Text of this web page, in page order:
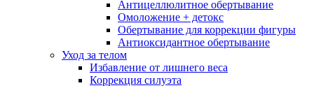
Антицеллюлитное обертывание
Омоложение + детокс
Обертывание для коррекции фигуры
Антиоксидантное обертывание
Уход за телом
Избавление от лишнего веса
Коррекция силуэта